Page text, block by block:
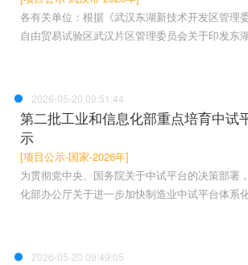
各有关单位：根据《武汉东湖新技术开发区管理
自由贸易试验区武汉片区管理委员会关于印发东
2026-05-20 09:51:44
第二批工业和信息化部重点培育中试
示
[项目公示-国家-2026年]
为贯彻党中央、国务院关于中试平台的决策部署
化部办公厅关于进一步加快制造业中试平台体系
2026-05-20 09:49:05